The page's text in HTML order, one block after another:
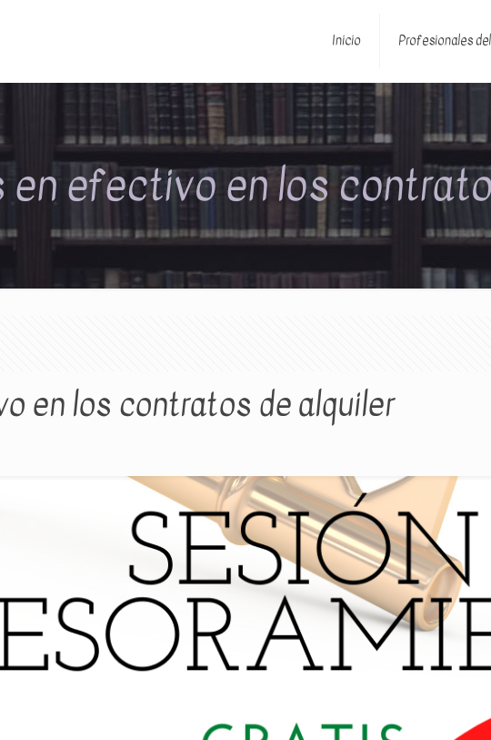
Inicio Profesionales
efectivo en los
en los contratos de alquiler